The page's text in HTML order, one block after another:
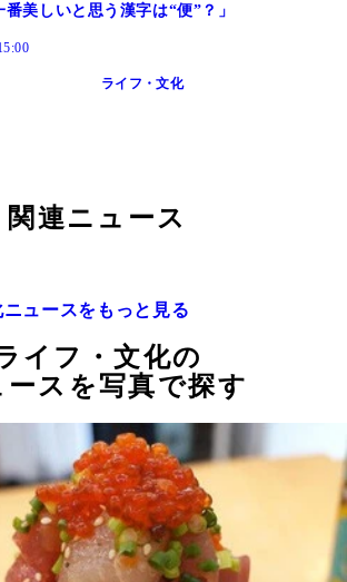
番美しいと思う漢字は“便”？」
ライフ・文化
関連ニュース
ュースをもっと見る
イフ・文化の
ースを写真で探す